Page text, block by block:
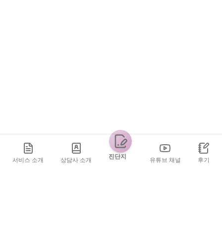
서비스 소개 상담사 소개 진단지 유튜브 채널 후기